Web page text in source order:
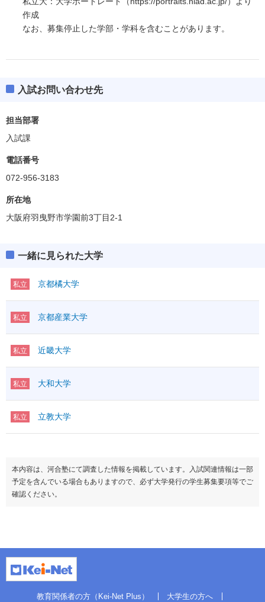
作成
なお、募集停止した学部・学科を含むことがあります。
入試お問い合わせ先
担当部署
入試課
電話番号
072-956-3183
所在地
大阪府羽曳野市学園前3丁目2-1
一緒に見られた大学
私立 京都橘大学
私立 京都産業大学
私立 近畿大学
私立 大和大学
私立 立教大学
本内容は、河合塾にて調査した情報を掲載しています。入試関連情報は一部
予定を含んでいる場合もありますので、必ず大学発行の学生募集要項等でご
確認ください。
教育関係者の方（Kei-Net Plus） 大学生の方へ